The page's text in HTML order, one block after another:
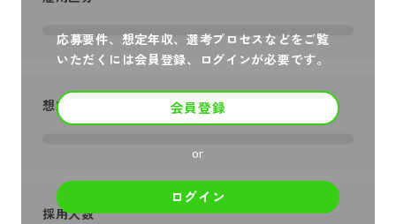
応募要件、想定年収、選考プロセスなどをご覧
いただくには会員登録、ログインが必要です。
会員登録
or
ログイン
想定年収
採用人数